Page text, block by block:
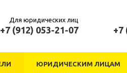
Для юридических лиц
+7 (912) 053-21-07 +7
ЮРИДИЧЕСКИМ ЛИЦАМ